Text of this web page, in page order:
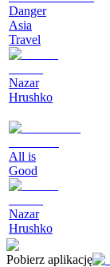
Danger
Asia
Travel
Nazar
Hrushko
All is
Good
Nazar
Hrushko
Pobierz aplikację